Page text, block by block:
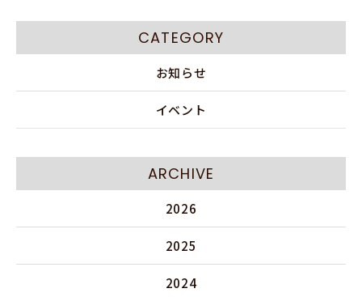
CATEGORY
お知らせ
イベント
ARCHIVE
2026
2025
2024